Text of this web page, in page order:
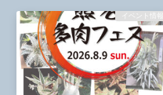
イベント情報